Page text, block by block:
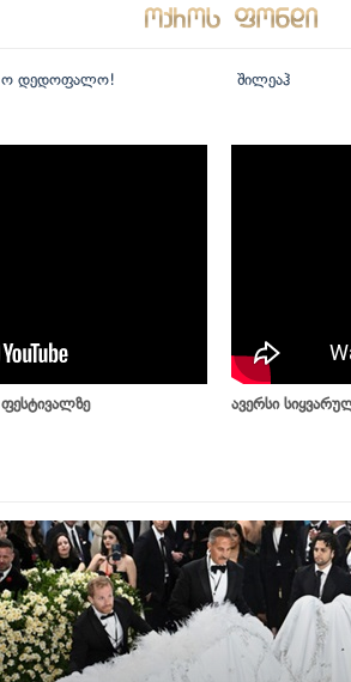
ო დედოფალო! შილეაჰ
ფესტივალზე ავერსი